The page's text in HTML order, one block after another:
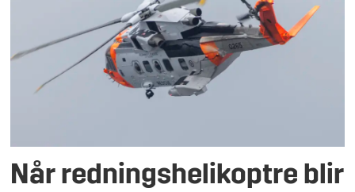
Når redningshelikoptre blir